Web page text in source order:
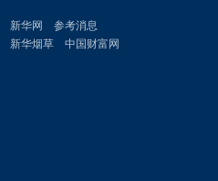
新华网
参考消息
新华烟草
中国财富网